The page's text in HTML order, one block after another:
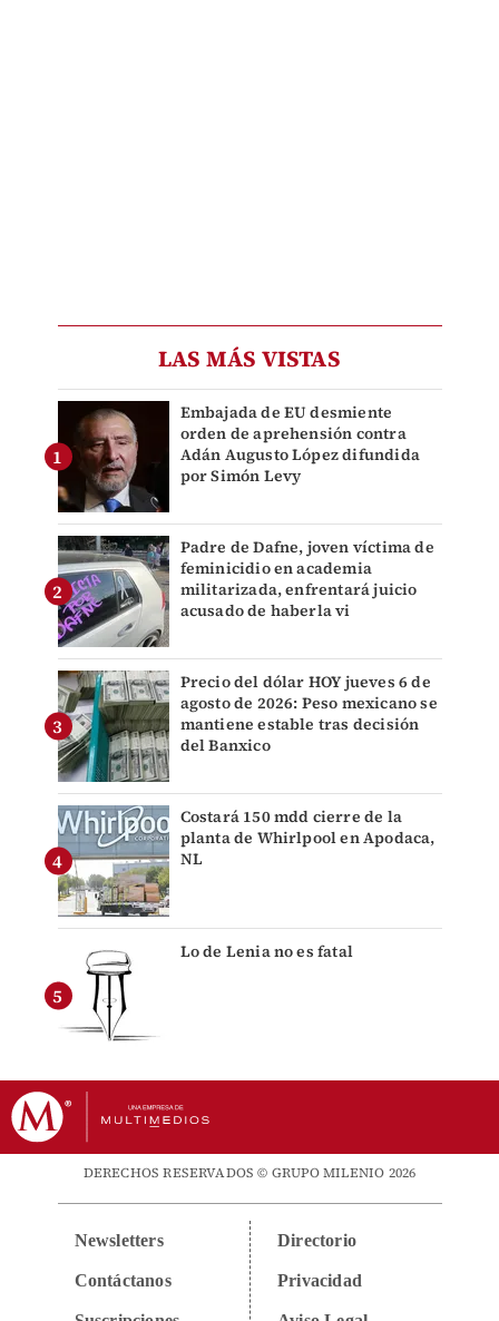
LAS MÁS VISTAS
Embajada de EU desmiente
orden de aprehensión contra
Adán Augusto López difundida
por Simón Levy
Padre de Dafne, joven víctima de
feminicidio en academia
militarizada, enfrentará juicio
acusado de haberla vi
Precio del dólar HOY jueves 6 de
agosto de 2026: Peso mexicano se
mantiene estable tras decisión
del Banxico
Costará 150 mdd cierre de la
planta de Whirlpool en Apodaca,
NL
Lo de Lenia no es fatal
DERECHOS RESERVADOS © GRUPO MILENIO 2026
Newsletters
Contáctanos
Directorio
Privacidad